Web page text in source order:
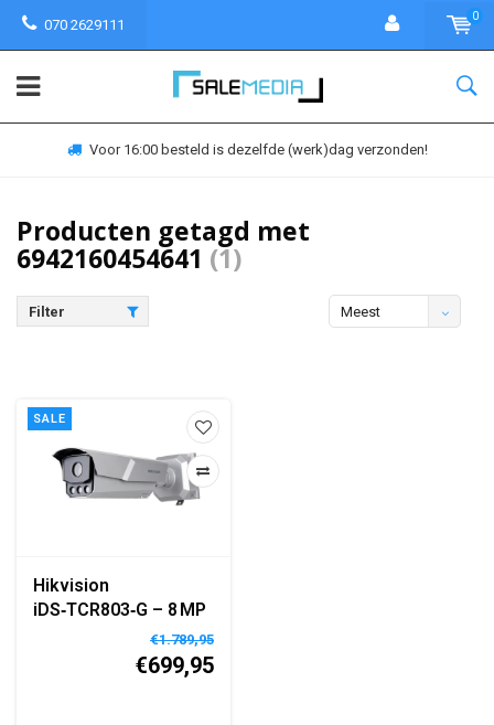
070 2629111
0
Voor 16:00 besteld is dezelfde (werk)dag verzonden!
Producten getagd met
6942160454641 (1)
Filter
Meest
SALE
Hikvision
iDS‑TCR803‑G – 8 MP
Roadside Parking
ANPR Bullet Camera
€1.789,95
€699,95